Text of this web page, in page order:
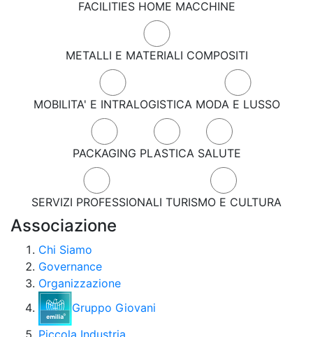
FACILITIES HOME MACCHINE
METALLI E MATERIALI COMPOSITI
MOBILITA' E INTRALOGISTICA MODA E LUSSO
PACKAGING PLASTICA SALUTE
SERVIZI PROFESSIONALI TURISMO E CULTURA
Associazione
Chi Siamo
Governance
Organizzazione
Gruppo Giovani
Piccola Industria